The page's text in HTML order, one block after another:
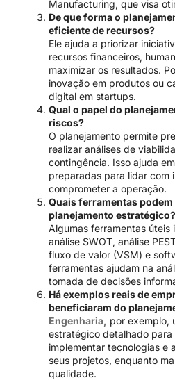
Manufacturing, que visa
De que forma o
eficiente de recursos?
Ele ajuda a priorizar
recursos financeiros,
maximizar os resultados.
inovação em produtos ou
digital em startups.
Qual o papel do
riscos?
O planejamento permite
realizar análises de
contingência. Isso ajuda
preparadas para lidar com
comprometer a operação.
Quais ferramentas
planejamento estratégico?
Algumas ferramentas úteis
análise SWOT, análise
fluxo de valor (VSM) e
ferramentas ajudam na
tomada de decisões
Há exemplos reais de
beneficiaram do
Engenharia, por exemplo,
estratégico detalhado para
implementar tecnologias e
seus projetos, enquanto
qualidade.